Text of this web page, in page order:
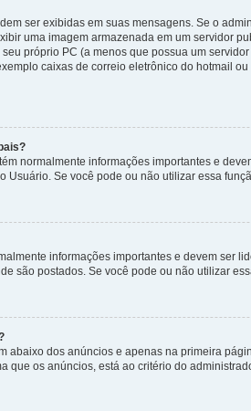
ser exibidas em suas mensagens. Se o
uma imagem armazenada em um servidor
próprio PC (a menos que possua um
caixas de correio eletrônico do hotmail
normalmente informações importantes e
Usuário. Se você pode ou não utilizar essa
informações importantes e devem ser
são postados. Se você pode ou não utilizar
abaixo dos anúncios e apenas na primeira
que os anúncios, está ao critério do